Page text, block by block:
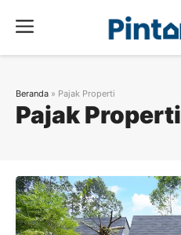
Menu
Pajak Properti
Beranda » Pajak Properti